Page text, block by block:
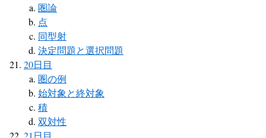
圏論
点
同型射
決定問題と選択問題
20日目
圏の例
始対象と終対象
積
双対性
21日目